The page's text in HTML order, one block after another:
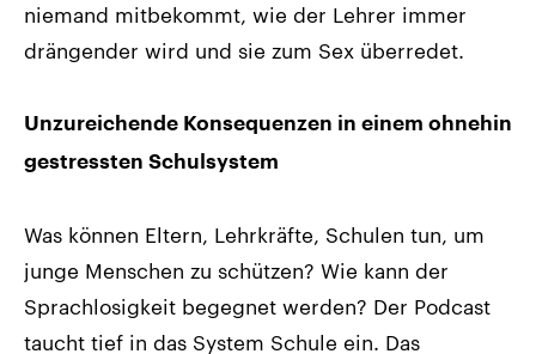
niemand mitbekommt, wie der Lehrer immer
drängender wird und sie zum Sex überredet.
Unzureichende Konsequenzen in einem ohnehin
gestressten Schulsystem
Was können Eltern, Lehrkräfte, Schulen tun, um
junge Menschen zu schützen? Wie kann der
Sprachlosigkeit begegnet werden? Der Podcast
taucht tief in das System Schule ein. Das